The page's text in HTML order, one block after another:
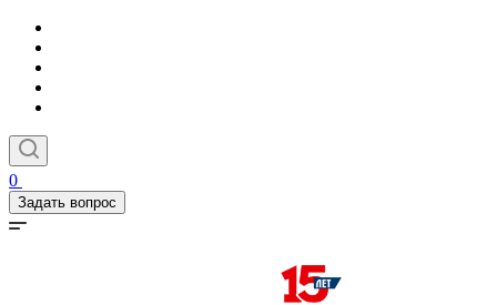
0
Задать вопрос